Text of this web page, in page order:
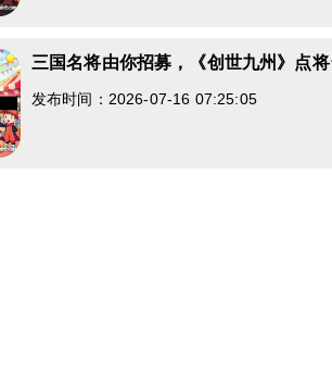
三国名将由你招募，《创世九州》点
发布时间：2026-07-16 07:25:05